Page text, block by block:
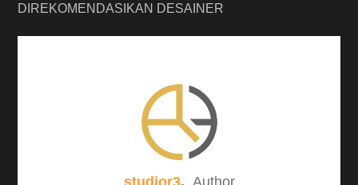
DIREKOMENDASIKAN DESAINER
studior3, Author